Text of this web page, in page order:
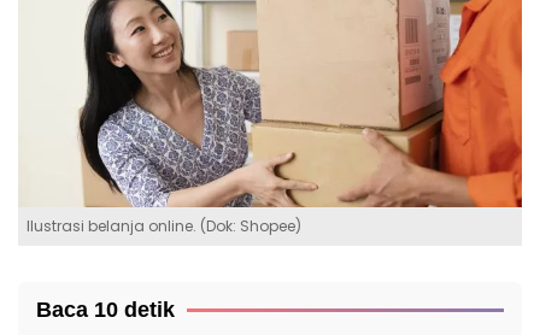
Ilustrasi belanja online. (Dok: Shopee)
Baca 10 detik